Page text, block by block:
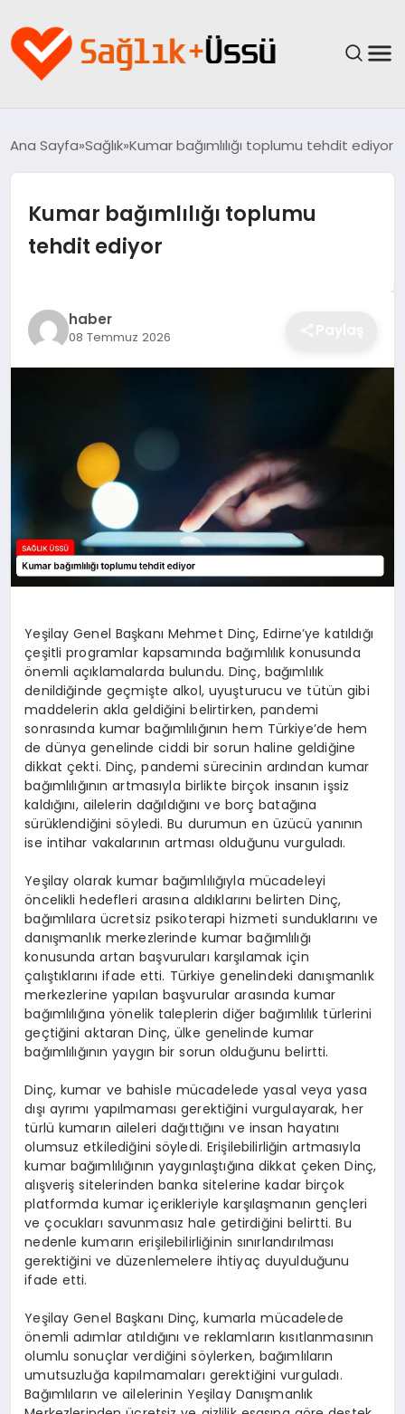
YAŞAM
SAĞLIK
SPOR & FITNESS
BESLENME
Ana Sayfa Sağlık Kumar bağımlılığı toplumu tehdit ediyor
Kumar bağımlılığı toplumu
tehdit ediyor
haber
08 Temmuz 2026
Yeşilay Genel Başkanı Mehmet Dinç, Edirne’ye katıldığı
çeşitli programlar kapsamında bağımlılık konusunda
önemli açıklamalarda bulundu. Dinç, bağımlılık
denildiğinde geçmişte alkol, uyuşturucu ve tütün gibi
maddelerin akla geldiğini belirtirken, pandemi
sonrasında kumar bağımlılığının hem Türkiye’de hem
de dünya genelinde ciddi bir sorun haline geldiğine
dikkat çekti. Dinç, pandemi sürecinin ardından kumar
bağımlılığının artmasıyla birlikte birçok insanın işsiz
kaldığını, ailelerin dağıldığını ve borç batağına
sürüklendiğini söyledi. Bu durumun en üzücü yanının
ise intihar vakalarının artması olduğunu vurguladı.
Yeşilay olarak kumar bağımlılığıyla mücadeleyi
öncelikli hedefleri arasına aldıklarını belirten Dinç,
bağımlılara ücretsiz psikoterapi hizmeti sunduklarını ve
danışmanlık merkezlerinde kumar bağımlılığı
konusunda artan başvuruları karşılamak için
çalıştıklarını ifade etti. Türkiye genelindeki danışmanlık
merkezlerine yapılan başvurular arasında kumar
bağımlılığına yönelik taleplerin diğer bağımlılık türlerini
geçtiğini aktaran Dinç, ülke genelinde kumar
bağımlılığının yaygın bir sorun olduğunu belirtti.
Dinç, kumar ve bahisle mücadelede yasal veya yasa
dışı ayrımı yapılmaması gerektiğini vurgulayarak, her
türlü kumarın aileleri dağıttığını ve insan hayatını
olumsuz etkilediğini söyledi. Erişilebilirliğin artmasıyla
kumar bağımlılığının yaygınlaştığına dikkat çeken Dinç,
alışveriş sitelerinden banka sitelerine kadar birçok
platformda kumar içerikleriyle karşılaşmanın gençleri
ve çocukları savunmasız hale getirdiğini belirtti. Bu
nedenle kumarın erişilebilirliğinin sınırlandırılması
gerektiğini ve düzenlemelere ihtiyaç duyulduğunu
ifade etti.
Yeşilay Genel Başkanı Dinç, kumarla mücadelede
önemli adımlar atıldığını ve reklamların kısıtlanmasının
olumlu sonuçlar verdiğini söylerken, bağımlıların
umutsuzluğa kapılmamaları gerektiğini vurguladı.
Bağımlıların ve ailelerinin Yeşilay Danışmanlık